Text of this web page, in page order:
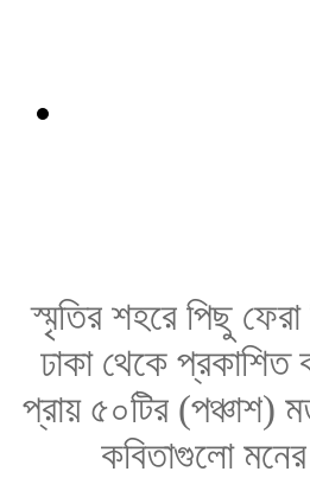
স্মৃতির শহরে পিছু
ঢাকা থেকে
প্রায় ৫০টির (পঞ্চাশ)
কবিতাগুলো